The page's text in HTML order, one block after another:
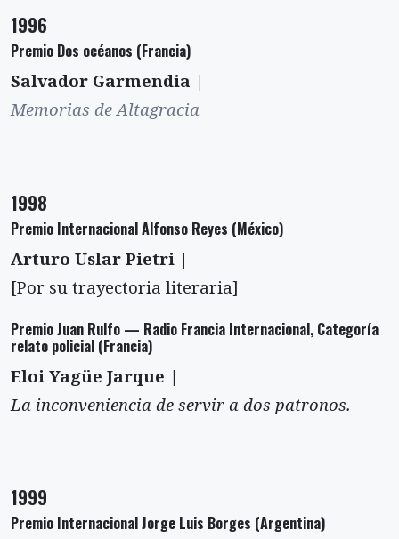
1996
Premio Dos océanos (Francia)
Salvador Garmendia |
Memorias de Altagracia
1998
Premio Internacional Alfonso Reyes (México)
Arturo Uslar Pietri |
[Por su trayectoria literaria]
Premio Juan Rulfo — Radio Francia Internacional, Categoría
relato policial (Francia)
Eloi Yagüe Jarque |
La inconveniencia de servir a dos patronos.
1999
Premio Internacional Jorge Luis Borges (Argentina)